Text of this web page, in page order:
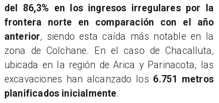
del 86,3% en los ingresos irregulares por la
frontera norte en comparación con el año
anterior, siendo esta caída más notable en la
zona de Colchane. En el caso de Chacalluta,
ubicada en la región de Arica y Parinacota, las
excavaciones han alcanzado los 6.751 metros
planificados inicialmente.